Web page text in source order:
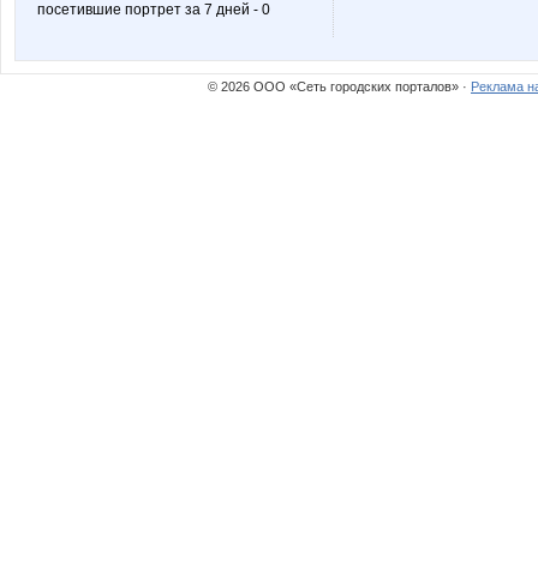
посетившие портрет за 7 дней - 0
© 2026 ООО «Сеть городских порталов» · Реклама